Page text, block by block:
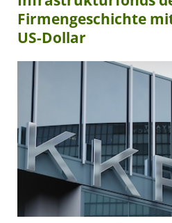
Firmengeschichte
US-Dollar